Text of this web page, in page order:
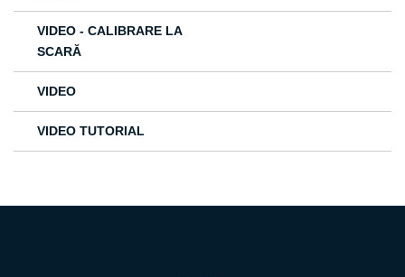
VIDEO - CALIBRARE LA
SCARĂ
VIDEO
VIDEO TUTORIAL